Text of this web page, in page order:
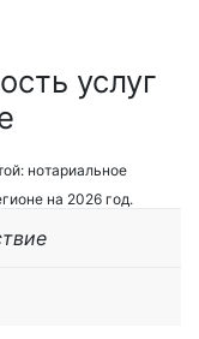
услуг
нотариальное
на 2026 год.